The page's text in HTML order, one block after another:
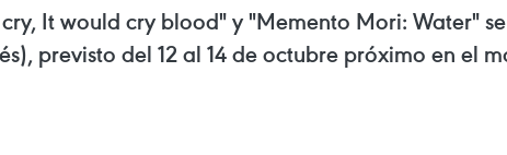
It would cry blood" y "Memento Mori: Water"
previsto del 12 al 14 de octubre próximo en el